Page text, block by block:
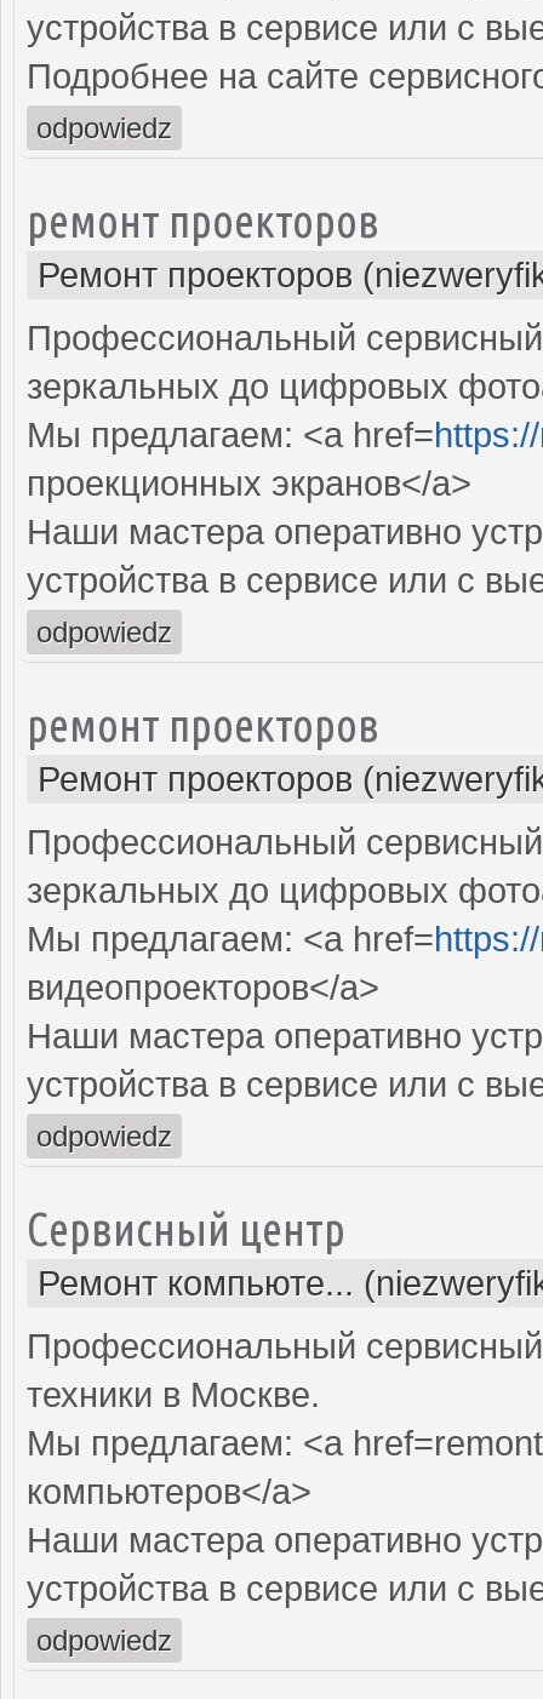
устройства в сервисе или с
Подробнее на сайте
odpowiedz
ремонт проекторов
Ремонт проекторов
Профессиональный
зеркальных до цифровых
Мы предлагаем: <a href=
проекционных экранов</a>
Наши мастера оперативно
устройства в сервисе или с
odpowiedz
ремонт проекторов
Ремонт проекторов
Профессиональный
зеркальных до цифровых
Мы предлагаем: <a href=
видеопроекторов</a>
Наши мастера оперативно
устройства в сервисе или с
odpowiedz
Сервисный центр
Ремонт компьюте...
Профессиональный
техники в Москве.
Мы предлагаем: <a
компьютеров</a>
Наши мастера оперативно
устройства в сервисе или с
odpowiedz